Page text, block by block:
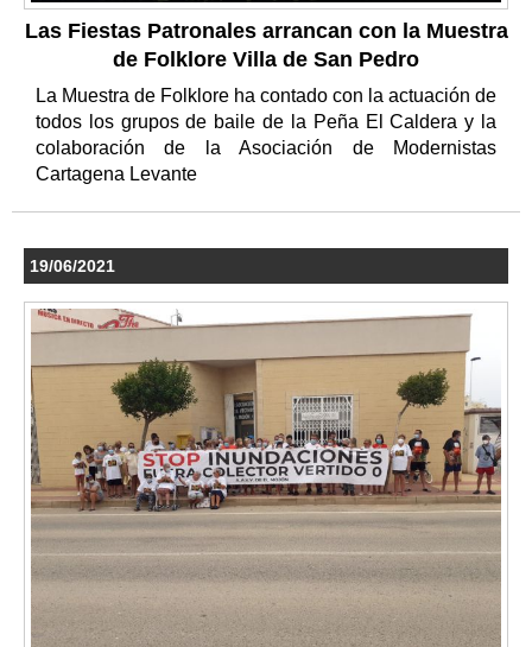
Las Fiestas Patronales arrancan con la Muestra
de Folklore Villa de San Pedro
La Muestra de Folklore ha contado con la actuación de
todos los grupos de baile de la Peña El Caldera y la
colaboración de la Asociación de Modernistas
Cartagena Levante
19/06/2021